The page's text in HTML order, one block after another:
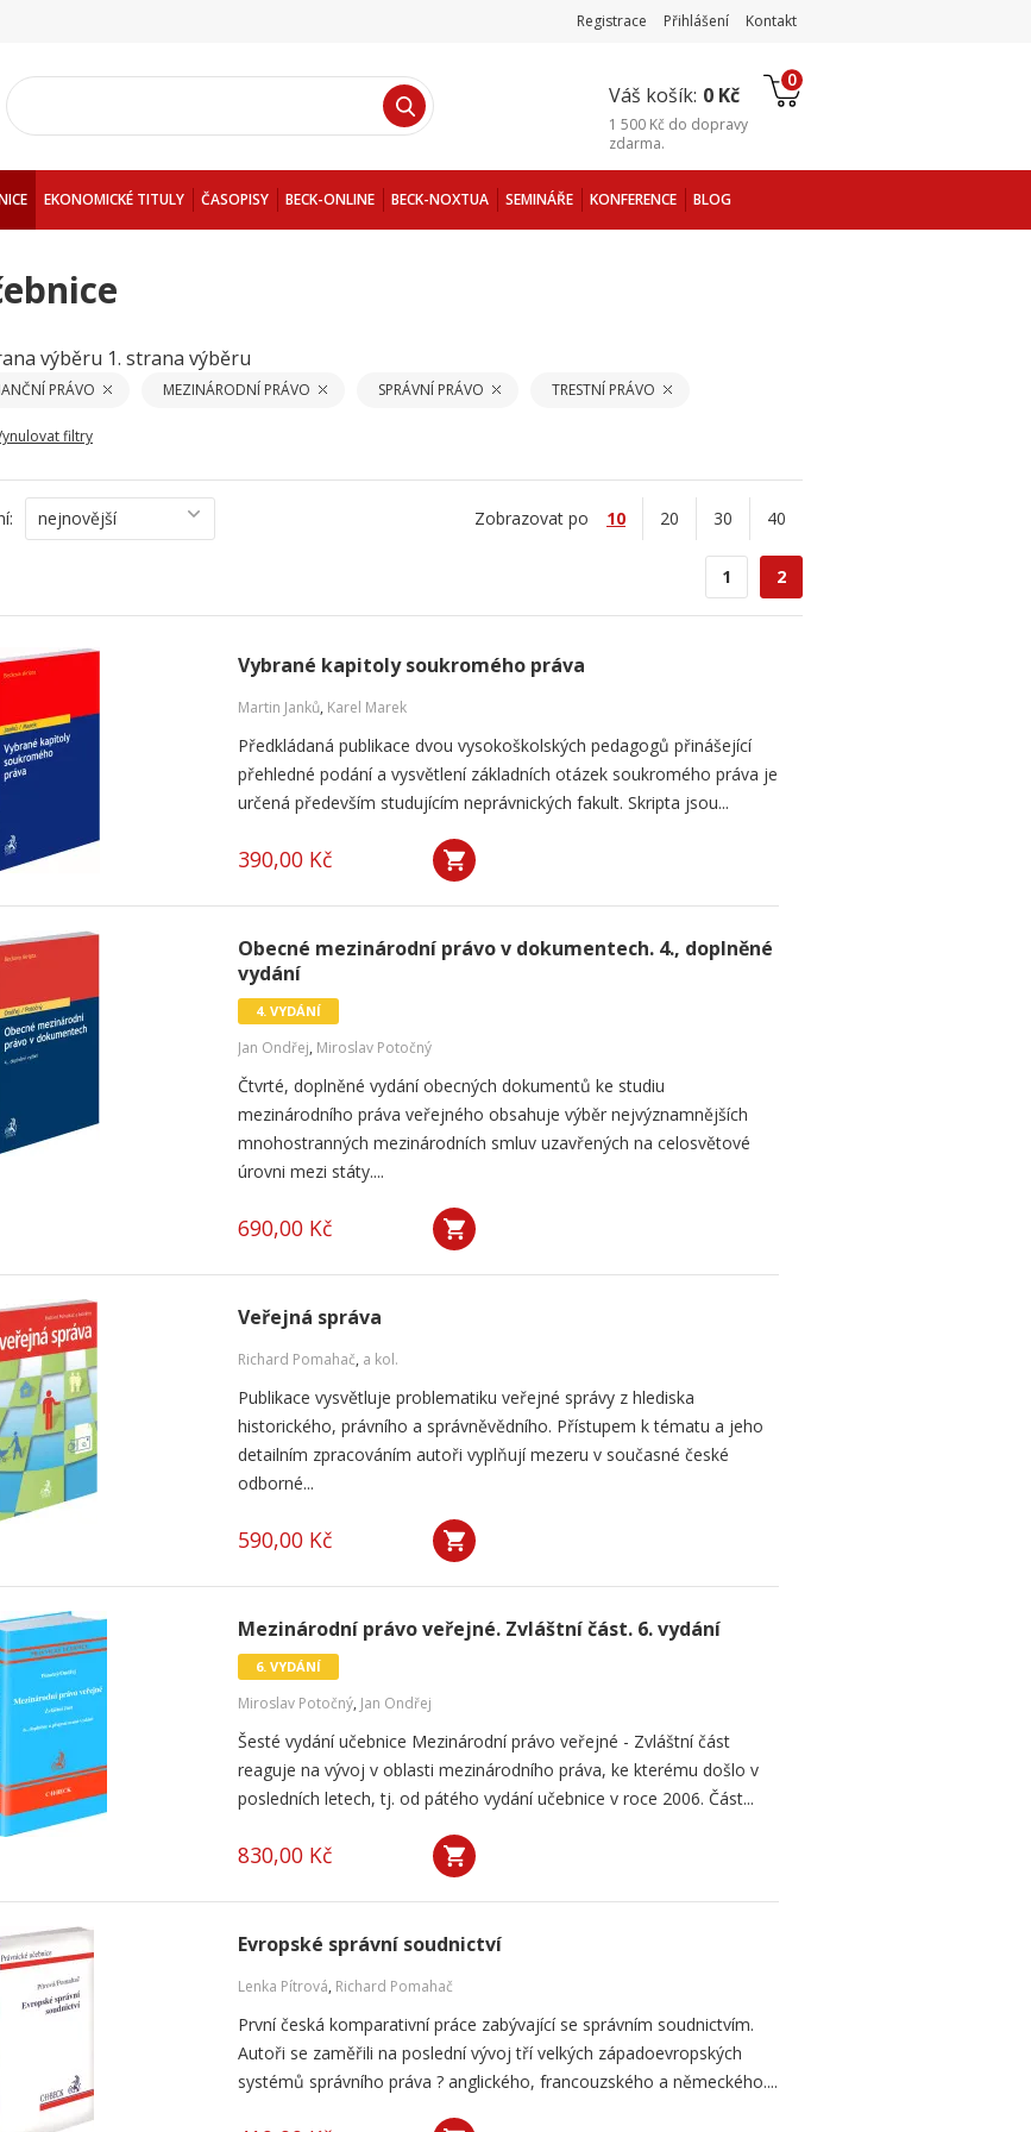
Registrace Přihlášení Kontakt
Váš košík: 0 Kč
0
1 500 Kč do dopravy
zdarma.
EKONOMICKÉ TITULY ČASOPISY BECK-ONLINE BECK-NOXTUA SEMINÁŘE KONFERENCE BLOG
výběru 1. strana výběru
PRÁVO MEZINÁRODNÍ PRÁVO SPRÁVNÍ PRÁVO TRESTNÍ PRÁVO
filtry
nejnovější Zobrazovat po 10 20 30 40
1 2
Vybrané kapitoly soukromého práva
Martin Janků, Karel Marek
Předkládaná publikace dvou vysokoškolských pedagogů přinášející
přehledné podání a vysvětlení základních otázek soukromého práva je
určená především studujícím neprávnických fakult. Skripta jsou...
390,00 Kč
Obecné mezinárodní právo v dokumentech. 4., doplněné
vydání
4. VYDÁNÍ
Jan Ondřej, Miroslav Potočný
Čtvrté, doplněné vydání obecných dokumentů ke studiu
mezinárodního práva veřejného obsahuje výběr nejvýznamnějších
mnohostranných mezinárodních smluv uzavřených na celosvětové
úrovni mezi státy....
690,00 Kč
Veřejná správa
Richard Pomahač, a kol.
Publikace vysvětluje problematiku veřejné správy z hlediska
historického, právního a správněvědního. Přístupem k tématu a jeho
detailním zpracováním autoři vyplňují mezeru v současné české
odborné...
590,00 Kč
Mezinárodní právo veřejné. Zvláštní část. 6. vydání
6. VYDÁNÍ
Miroslav Potočný, Jan Ondřej
Šesté vydání učebnice Mezinárodní právo veřejné - Zvláštní část
reaguje na vývoj v oblasti mezinárodního práva, ke kterému došlo v
posledních letech, tj. od pátého vydání učebnice v roce 2006. Část...
830,00 Kč
Evropské správní soudnictví
Lenka Pítrová, Richard Pomahač
První česká komparativní práce zabývající se správním soudnictvím.
Autoři se zaměřili na poslední vývoj tří velkých západoevropských
systémů správního práva ? anglického, francouzského a německého....